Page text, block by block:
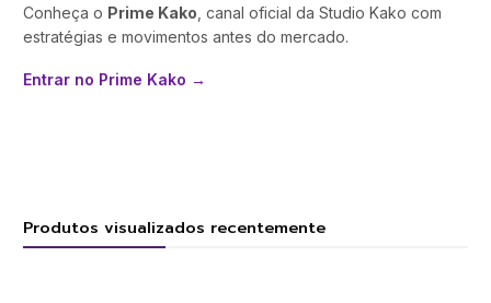
Conheça o Prime Kako , canal oficial da Studio Kako com
estratégias e movimentos antes do mercado.
Entrar no Prime Kako →
Produtos visualizados recentemente